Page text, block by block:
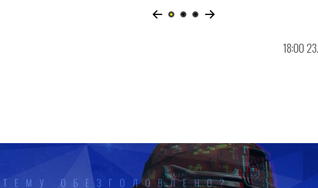
18:00